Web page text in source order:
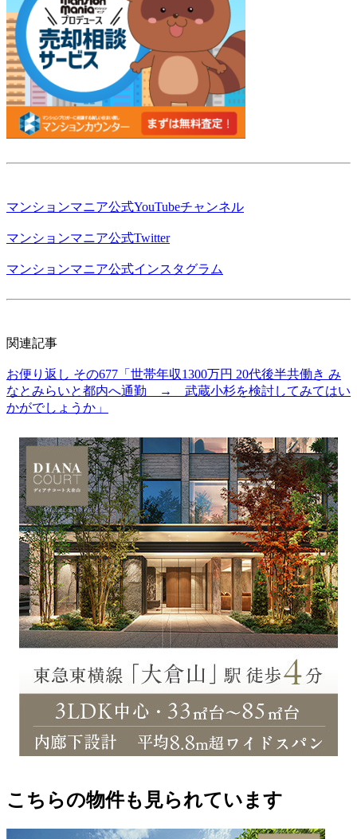
マンションマニア公式YouTubeチャンネル
マンションマニア公式Twitter
マンションマニア公式インスタグラム
関連記事
お便り返し その677「世帯年収1300万円 20代後半共働き み
なとみらいと都内へ通勤 → 武蔵小杉を検討してみてはい
かがでしょうか」
こちらの物件も見られています